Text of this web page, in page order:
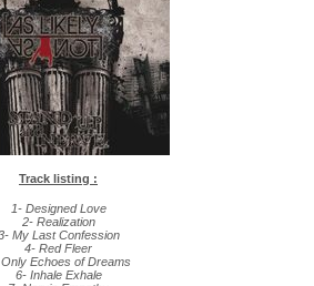
Track listing :
1- Designed Love
2- Realization
My Last Confession
4- Red Fleer
Echoes of Dreams
6- Inhale Exhale